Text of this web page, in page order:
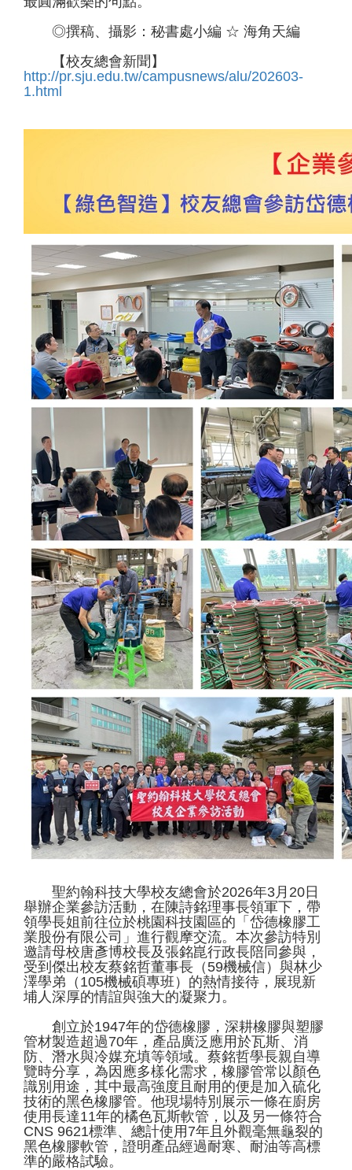
◎撰稿、攝影：秘書處小編 ☆ 海角天編
【校友總會新聞】
http://pr.sju.edu.tw/campusnews/alu/202603-
1.html
聖約翰科技大學校友總會於2026年3月20日
舉辦企業參訪活動，在陳詩銘理事長領軍下，帶
領學長姐前往位於桃園科技園區的「岱德橡膠工
業股份有限公司」進行觀摩交流。本次參訪特別
邀請母校唐彥博校長及張銘崑行政長陪同參與，
受到傑出校友蔡銘哲董事長（59機械信）與林少
澤學弟（105機械碩專班）的熱情接待，展現新
埔人深厚的情誼與強大的凝聚力。
創立於1947年的岱德橡膠，深耕橡膠與塑膠
管材製造超過70年，產品廣泛應用於瓦斯、消
防、潛水與冷媒充填等領域。蔡銘哲學長親自導
覽時分享，為因應多樣化需求，橡膠管常以顏色
識別用途，其中最高強度且耐用的便是加入硫化
技術的黑色橡膠管。他現場特別展示一條在廚房
使用長達11年的橘色瓦斯軟管，以及另一條符合
CNS 9621標準、總計使用7年且外觀毫無龜裂的
黑色橡膠軟管，證明產品經過耐寒、耐油等高標
準的嚴格試驗。